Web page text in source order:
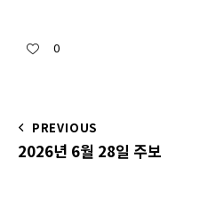
0
PREVIOUS
2026년 6월 28일 주보